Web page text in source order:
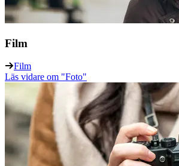
Film
Film
Läs vidare om "Foto"